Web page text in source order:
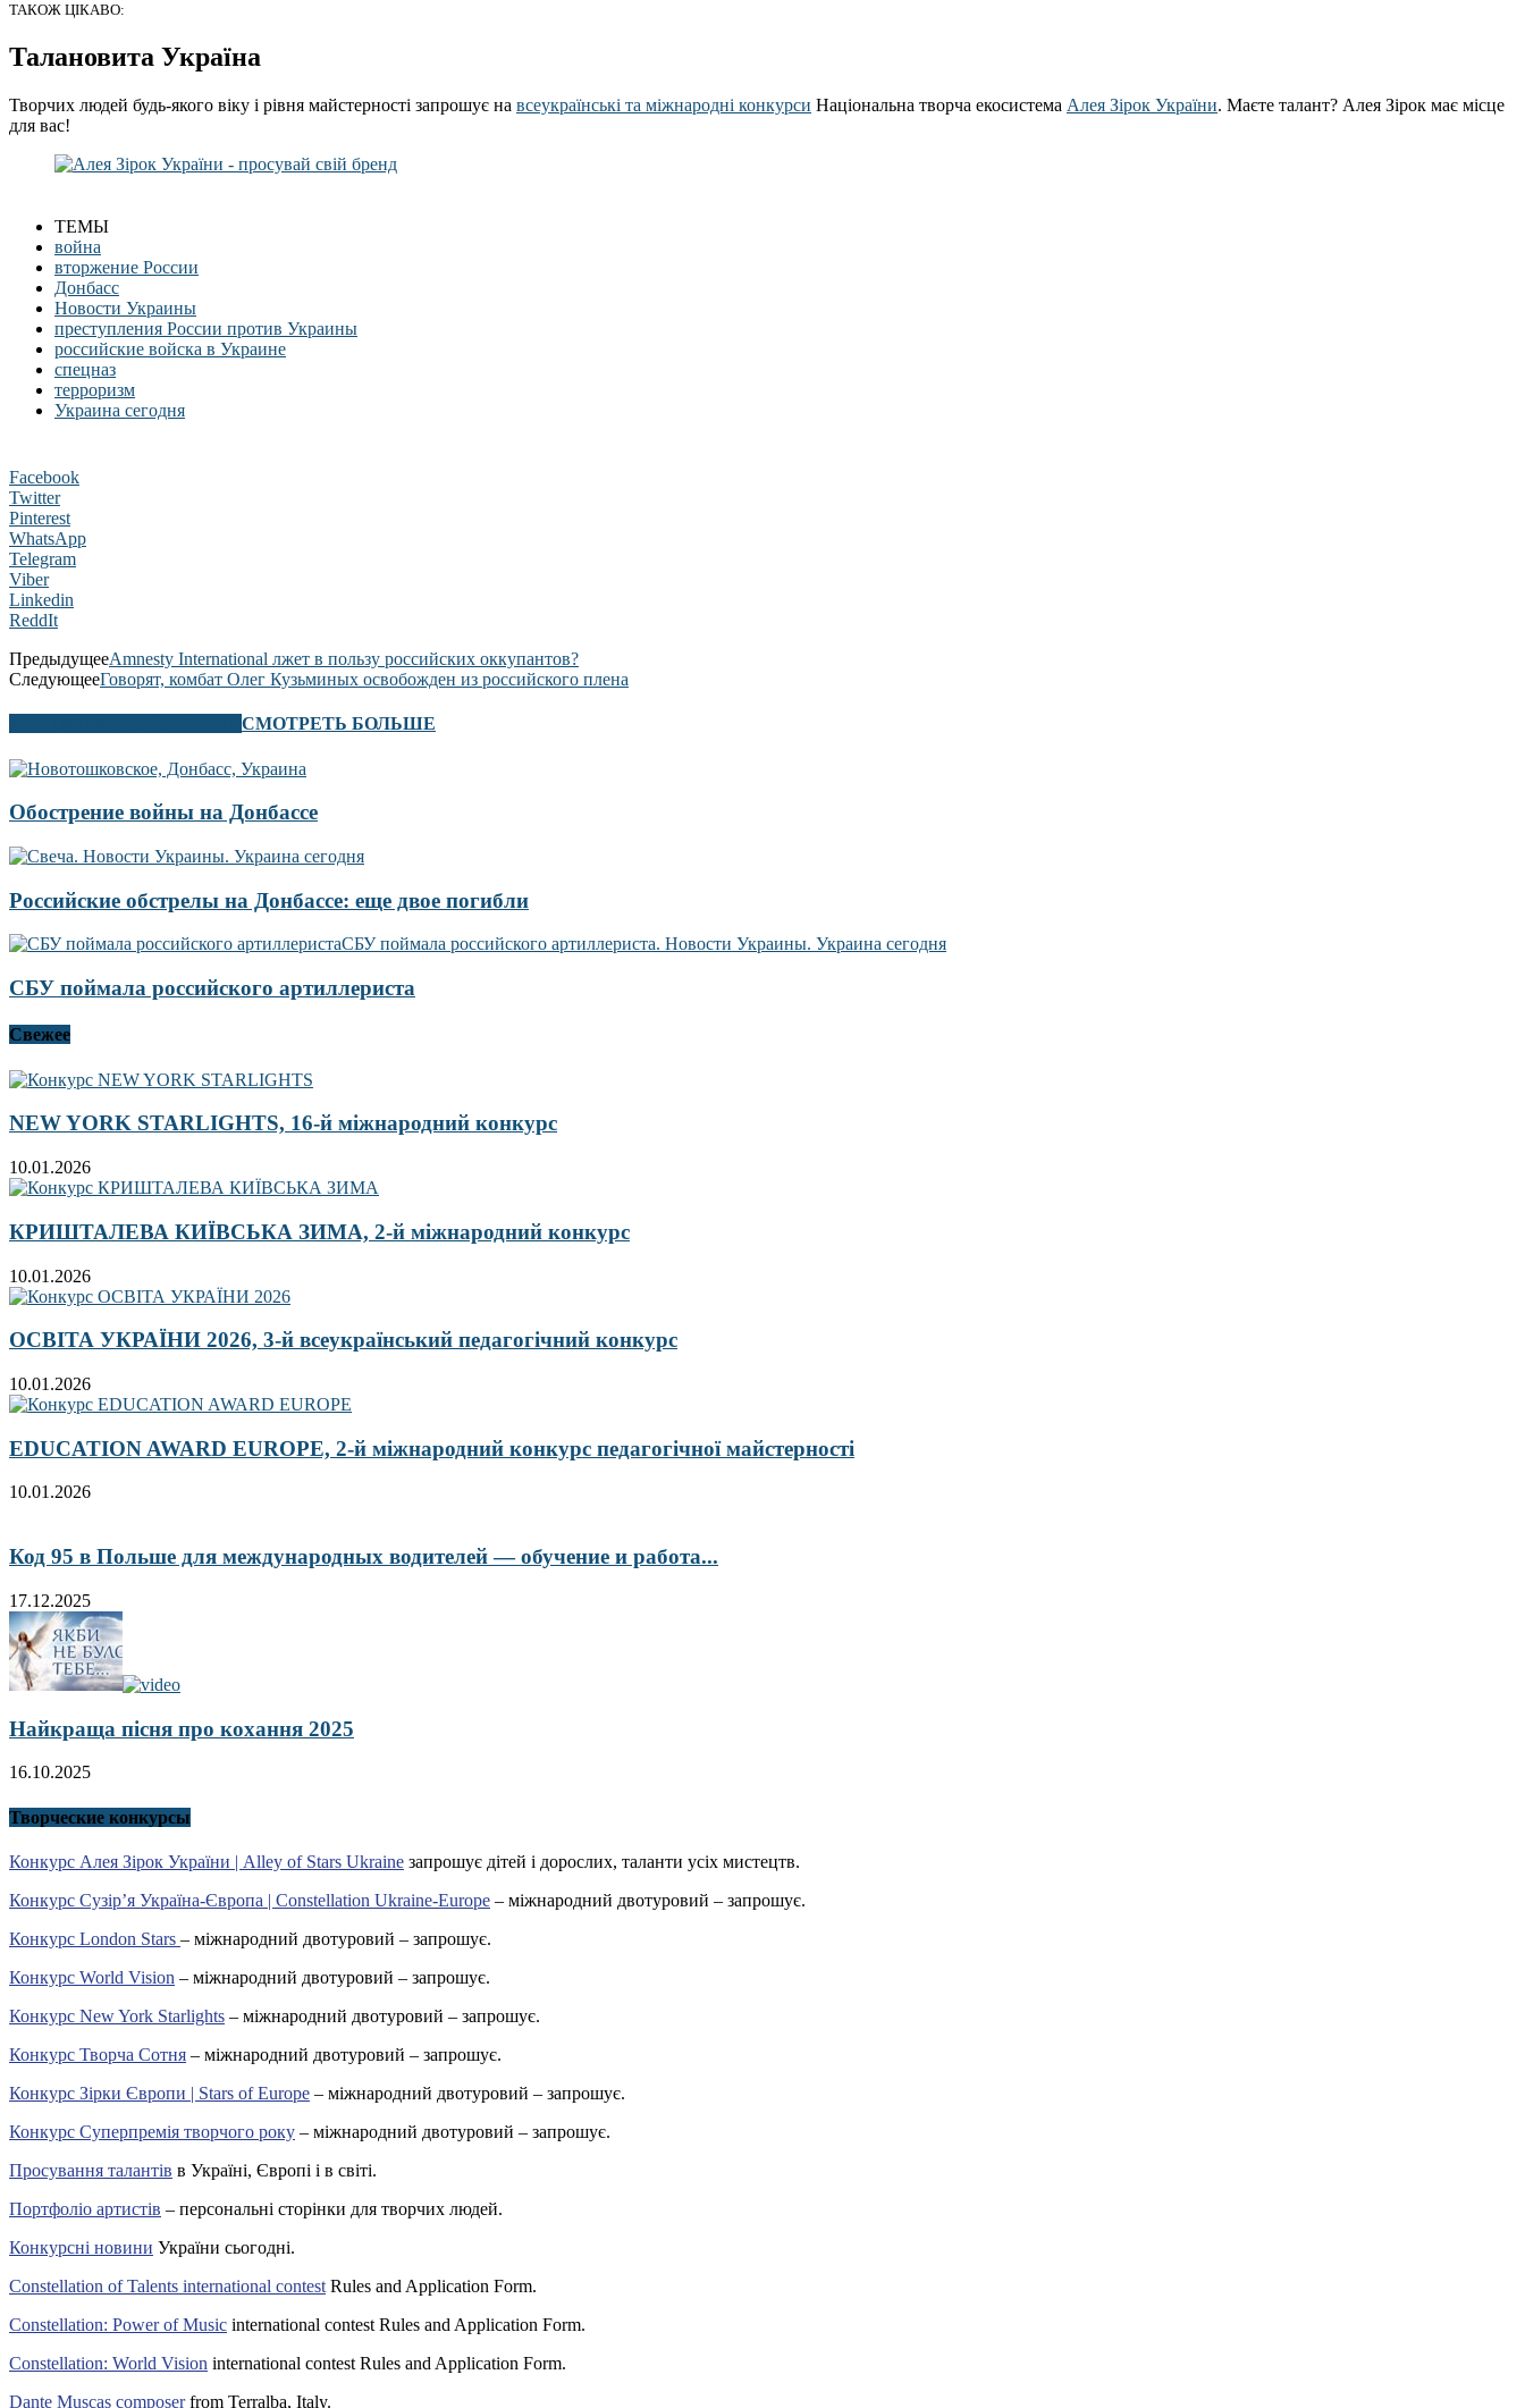
ТАКОЖ ЦІКАВО:
Талановита Україна
Творчих людей будь-якого віку і рівня майстерності запрошує на всеукраїнські та міжнародні конкурси Національна творча екосистема Алея Зірок України. Маєте талант? Алея Зірок має місце
для вас!
ТЕМЫ
война
вторжение России
Донбасс
Новости Украины
преступления России против Украины
российские войска в Украине
спецназ
терроризм
Украина сегодня
Facebook
Twitter
Pinterest
WhatsApp
Telegram
Viber
Linkedin
ReddIt
ПредыдущееAmnesty International лжет в пользу российских оккупантов?
СледующееГоворят, комбат Олег Кузьминых освобожден из российского плена
СМОТРЕТЬ БОЛЬШЕ
Обострение войны на Донбассе
Российские обстрелы на Донбассе: еще двое погибли
СБУ поймала российского артиллериста
Свежее
NEW YORK STARLIGHTS, 16-й міжнародний конкурс
10.01.2026
КРИШТАЛЕВА КИЇВСЬКА ЗИМА, 2-й міжнародний конкурс
10.01.2026
ОСВІТА УКРАЇНИ 2026, 3-й всеукраїнський педагогічний конкурс
10.01.2026
EDUCATION AWARD EUROPE, 2-й міжнародний конкурс педагогічної майстерності
10.01.2026
Код 95 в Польше для международных водителей — обучение и работа...
17.12.2025
Найкраща пісня про кохання 2025
16.10.2025
Творческие конкурсы
Конкурс Алея Зірок України | Alley of Stars Ukraine запрошує дітей і дорослих, таланти усіх мистецтв.
Конкурс Сузір’я Україна-Європа | Constellation Ukraine-Europe – міжнародний двотуровий – запрошує.
Конкурс London Stars – міжнародний двотуровий – запрошує.
Конкурс World Vision – міжнародний двотуровий – запрошує.
Конкурс New York Starlights – міжнародний двотуровий – запрошує.
Конкурс Творча Сотня – міжнародний двотуровий – запрошує.
Конкурс Зірки Європи | Stars of Europe – міжнародний двотуровий – запрошує.
Конкурс Суперпремія творчого року – міжнародний двотуровий – запрошує.
Просування талантів в Україні, Європі і в світі.
Портфоліо артистів – персональні сторінки для творчих людей.
Конкурсні новини України сьогодні.
Constellation of Talents international contest Rules and Application Form.
Constellation: Power of Music international contest Rules and Application Form.
Constellation: World Vision international contest Rules and Application Form.
Dante Muscas composerfrom Terralba, Italy.